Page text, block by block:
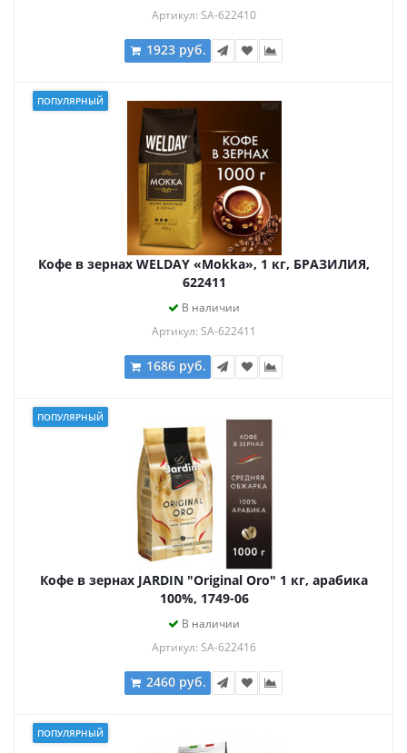
Артикул: SA-622410
1923 руб.
ПОПУЛЯРНЫЙ
Кофе в зернах WELDAY «Mokka», 1 кг, БРАЗИЛИЯ,
622411
В наличии
Артикул: SA-622411
1686 руб.
ПОПУЛЯРНЫЙ
Кофе в зернах JARDIN "Original Oro" 1 кг, арабика
100%, 1749-06
В наличии
Артикул: SA-622416
2460 руб.
ПОПУЛЯРНЫЙ